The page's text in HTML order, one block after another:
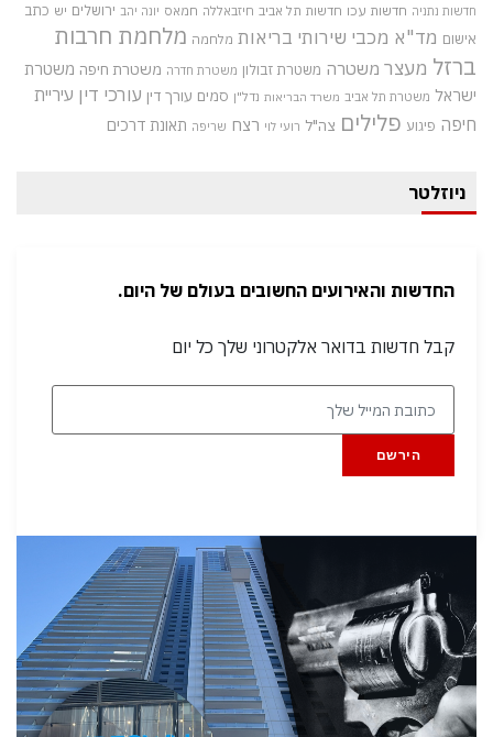
חדשות נתניה חדשות עכו חדשות תל אביב חיזבאללה חמאס יונה יהב ירושלים יש כתב
אישום מד"א מכבי שירותי בריאות מלחמה מלחמת חרבות
ברזל מעצר משטרה משטרת זבולון משטרת חדרה משטרת חיפה משטרת
ישראל משטרת תל אביב משרד הבריאות נדל"ן סמים עורך דין עורכי דין עיריית
חיפה פיגוע פלילים צה"ל רועי לוי רצח שריפה תאונת דרכים
ניוזלטר
החדשות והאירועים החשובים בעולם של היום.
קבל חדשות בדואר אלקטרוני שלך כל יום
הירשם